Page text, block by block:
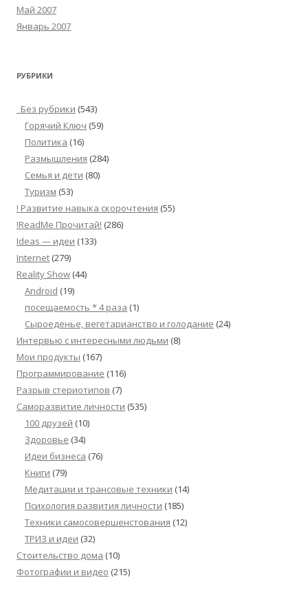
Май 2007
Январь 2007
РУБРИКИ
_Без рубрики (543)
Горячий Ключ (59)
Политика (16)
Размышления (284)
Семья и дети (80)
Туризм (53)
! Развитие навыка скорочтения (55)
!ReadMe Прочитай! (286)
Ideas — идеи (133)
Internet (279)
Reality Show (44)
Android (19)
посещаемость * 4 раза (1)
Сыроеденье, вегетарианство и голодание (24)
Интервью с интересными людьми (8)
Мои продукты (167)
Программирование (116)
Разрыв стериотипов (7)
Саморазвитие личности (535)
100 друзей (10)
Здоровье (34)
Идеи бизнеса (76)
Книги (79)
Медитации и трансовые техники (14)
Психология развития личности (185)
Техники самосовершенстования (12)
ТРИЗ и идеи (32)
Стоительство дома (10)
Фотографии и видео (215)